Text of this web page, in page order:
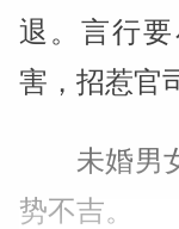
退。言行
害，招惹官
未婚男
势不吉。